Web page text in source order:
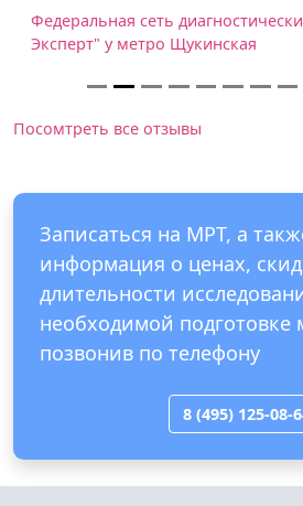
Федеральная сеть
Эксперт" у метро Щукинская
Посомтреть все отзывы
Записаться на МРТ, а
информация о ценах,
длительности
необходимой подготовке
позвонив по телефону
8 (495) 125-08-